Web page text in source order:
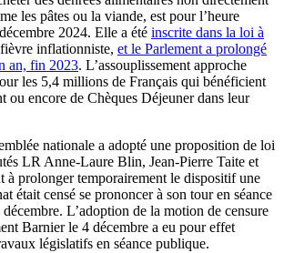
les pâtes ou la viande, est pour l’heure
2024. Elle a été inscrite dans la loi à
inflationniste, et le Parlement a prolongé
an, fin 2023. L’assouplissement approche
les 5,4 millions de Français qui bénéficient
ou encore de Chèques Déjeuner dans leur
nationale a adopté une proposition de loi
LR Anne-Laure Blin, Jean-Pierre Taite et
à prolonger temporairement le dispositif une
était censé se prononcer à son tour en séance
L’adoption de la motion de censure
Barnier le 4 décembre a eu pour effet
législatifs en séance publique.